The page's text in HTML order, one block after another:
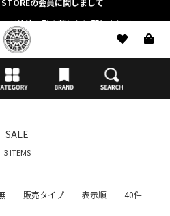
ド決済の引き落としに関しまして
さい】抽選応募に関する注意事項
の会員に関しまして
SALE
3 ITEMS
販売タイプ 表示順 40件